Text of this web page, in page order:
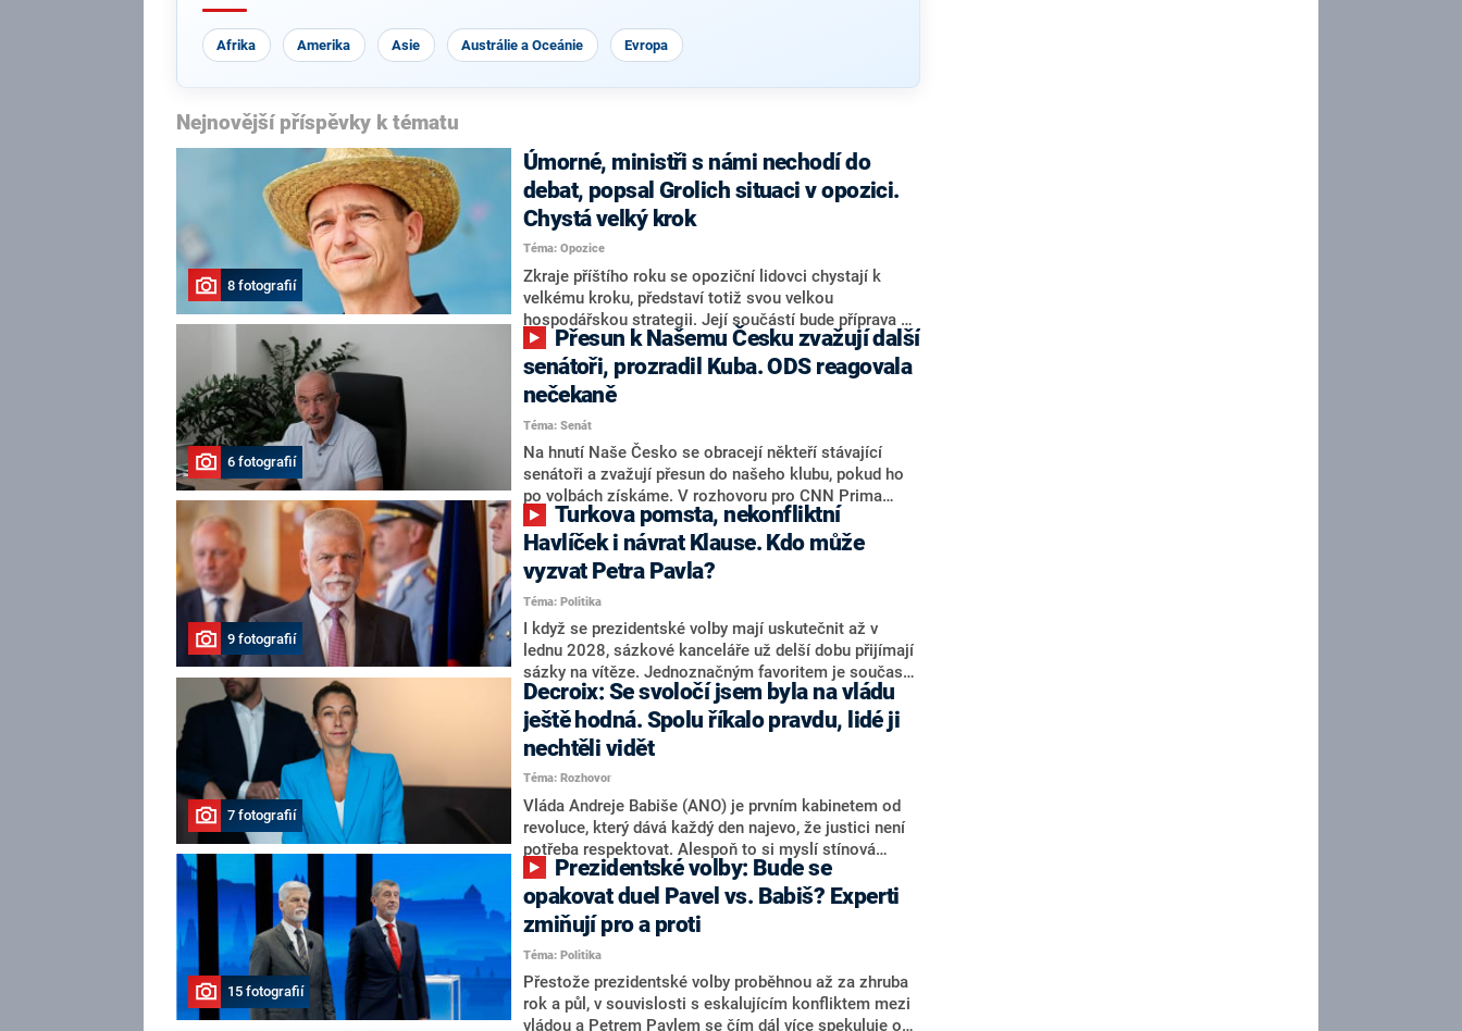
Afrika Amerika Asie Austrálie a Oceánie Evropa
Nejnovější příspěvky k tématu
8 fotografií
Úmorné, ministři s námi nechodí do
debat, popsal Grolich situaci v opozici.
Chystá velký krok
Téma: Opozice
Zkraje příštího roku se opoziční lidovci chystají k
velkému kroku, představí totiž svou velkou
hospodářskou strategii. Její součástí bude příprava na
stárnutí populace, řekl ve středu na setkání s novináři
nový předseda lidovců Jan Grolich. Ten zároveň v
senátních volbách kandiduje ve Vyškově. Popsal i
aktivitu opozice, o níž vládní strany nebo političtí
komentátoři mluví jako o slabé a v defenzivě. „Je to
úmorná práce upozorňovat na chyby vlády. Ministři s
námi navíc nechodí do debat. Chceme ale ukazovat
svoje témata,“ odpověděl Grolich na dotaz CNN Prima
NEWS.
6 fotografií
senátoři, prozradil Kuba. ODS reagovala
nečekaně
Téma: Senát
Na hnutí Naše Česko se obracejí někteří stávající
senátoři a zvažují přesun do našeho klubu, pokud ho
po volbách získáme. V rozhovoru pro CNN Prima
NEWS to řekl zakladatel hnutí a jihočeský hejtman
Martin Kuba. Konkrétní nebyl, ale získat by takto mohl
například senátora Zdeňka Hrabu, který je dnes
součástí klubu ODS a TOP 09. Hraba to na dotaz
redakce nevyloučil. Předseda klubu senátorů ODS
Zdeněk Nytra redakci řekl, že počítá s odchodem
některých senátorů z klubu a že Naše Česko není
nepřítel, ale soupeř.
9 fotografií
Havlíček i návrat Klause. Kdo může
vyzvat Petra Pavla?
Téma: Politika
I když se prezidentské volby mají uskutečnit až v
lednu 2028, sázkové kanceláře už delší dobu přijímají
sázky na vítěze. Jednoznačným favoritem je současná
hlava státu Petr Pavel. Daleko za ním pak bookmakeři
zmiňují dva výrazné politiky ANO, tedy premiéra
Andreje Babiše a ministra průmyslu Karla Havlíčka.
Oblíbeným tipem samotných sázkařů je poslanec za
Motoristy Filip Turek. Politolog Jan Kubáček nicméně
o případné kandidatuře kohokoliv ze zmíněné trojice
značně pochybuje. Podle něj současná koalice dosud
nemá osobu, která by Pavlovi mohla konkurovat.
7 fotografií
Decroix: Se svoločí jsem byla na vládu
ještě hodná. Spolu říkalo pravdu, lidé ji
nechtěli vidět
Téma: Rozhovor
Vláda Andreje Babiše (ANO) je prvním kabinetem od
revoluce, který dává každý den najevo, že justici není
potřeba respektovat. Alespoň to si myslí stínová
ministryně spravedlnosti ODS Eva Decroix. V
rozhovoru pro CNN Prima NEWS si nebrala servítky
ohledně politického výkonu svého nástupce Jeronýma
Tejce (za ANO) či vládní zmocněnkyně pro lidská
práva Taťány Malé (ANO). Označením „svoloč“ na
adresu vlády prý byla ještě hodná. Decroix se také
vrátila k volební porážce koalice Spolu či promluvila o
hnutí Naše Česko Martina Kuby.
15 fotografií
opakovat duel Pavel vs. Babiš? Experti
zmiňují pro a proti
Téma: Politika
Přestože prezidentské volby proběhnou až za zhruba
rok a půl, v souvislosti s eskalujícím konfliktem mezi
vládou a Petrem Pavlem se čím dál více spekuluje o